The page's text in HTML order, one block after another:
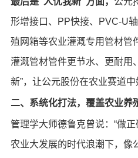
形增接口、PP快接、PVC-U
殖网箱等农业灌溉专用管材管
灌溉管材管件更节水、更耐用
新”，让公元股份在农业赛道中
二、系统化打法，覆盖农业养
管理学大师德鲁克曾说：“做
农业大发展的时代浪潮下，像